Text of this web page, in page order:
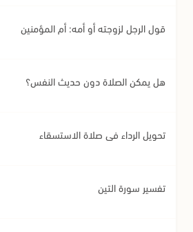
قول الرجل لزوجته أو أمه: أم المؤمنين
هل يمكن الصلاة دون حديث النفس؟
تحويل الرداء في صلاة الاستسقاء
تفسير سورة التين